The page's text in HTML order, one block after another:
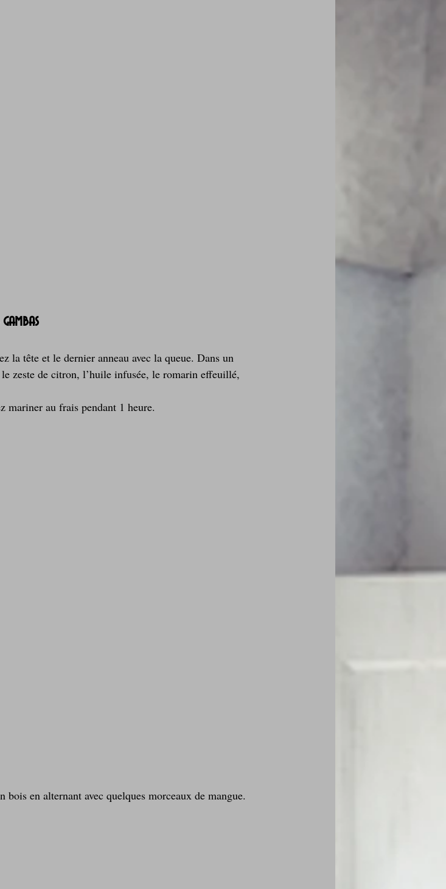
la tête et le dernier anneau avec la queue. Dans un
le zeste de citron, l’huile infusée, le romarin effeuillé,
mariner au frais pendant 1 heure.
bois en alternant avec quelques morceaux de mangue.